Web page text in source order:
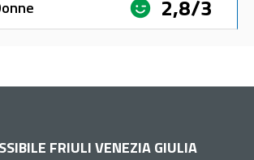
2,8/3
FRIULI VENEZIA GIULIA